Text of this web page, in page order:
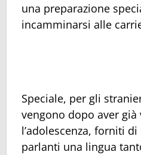
una preparazione
incamminarsi alle
Speciale, per gli
vengono dopo aver già
l’adolescenza, forniti
parlanti una lingua